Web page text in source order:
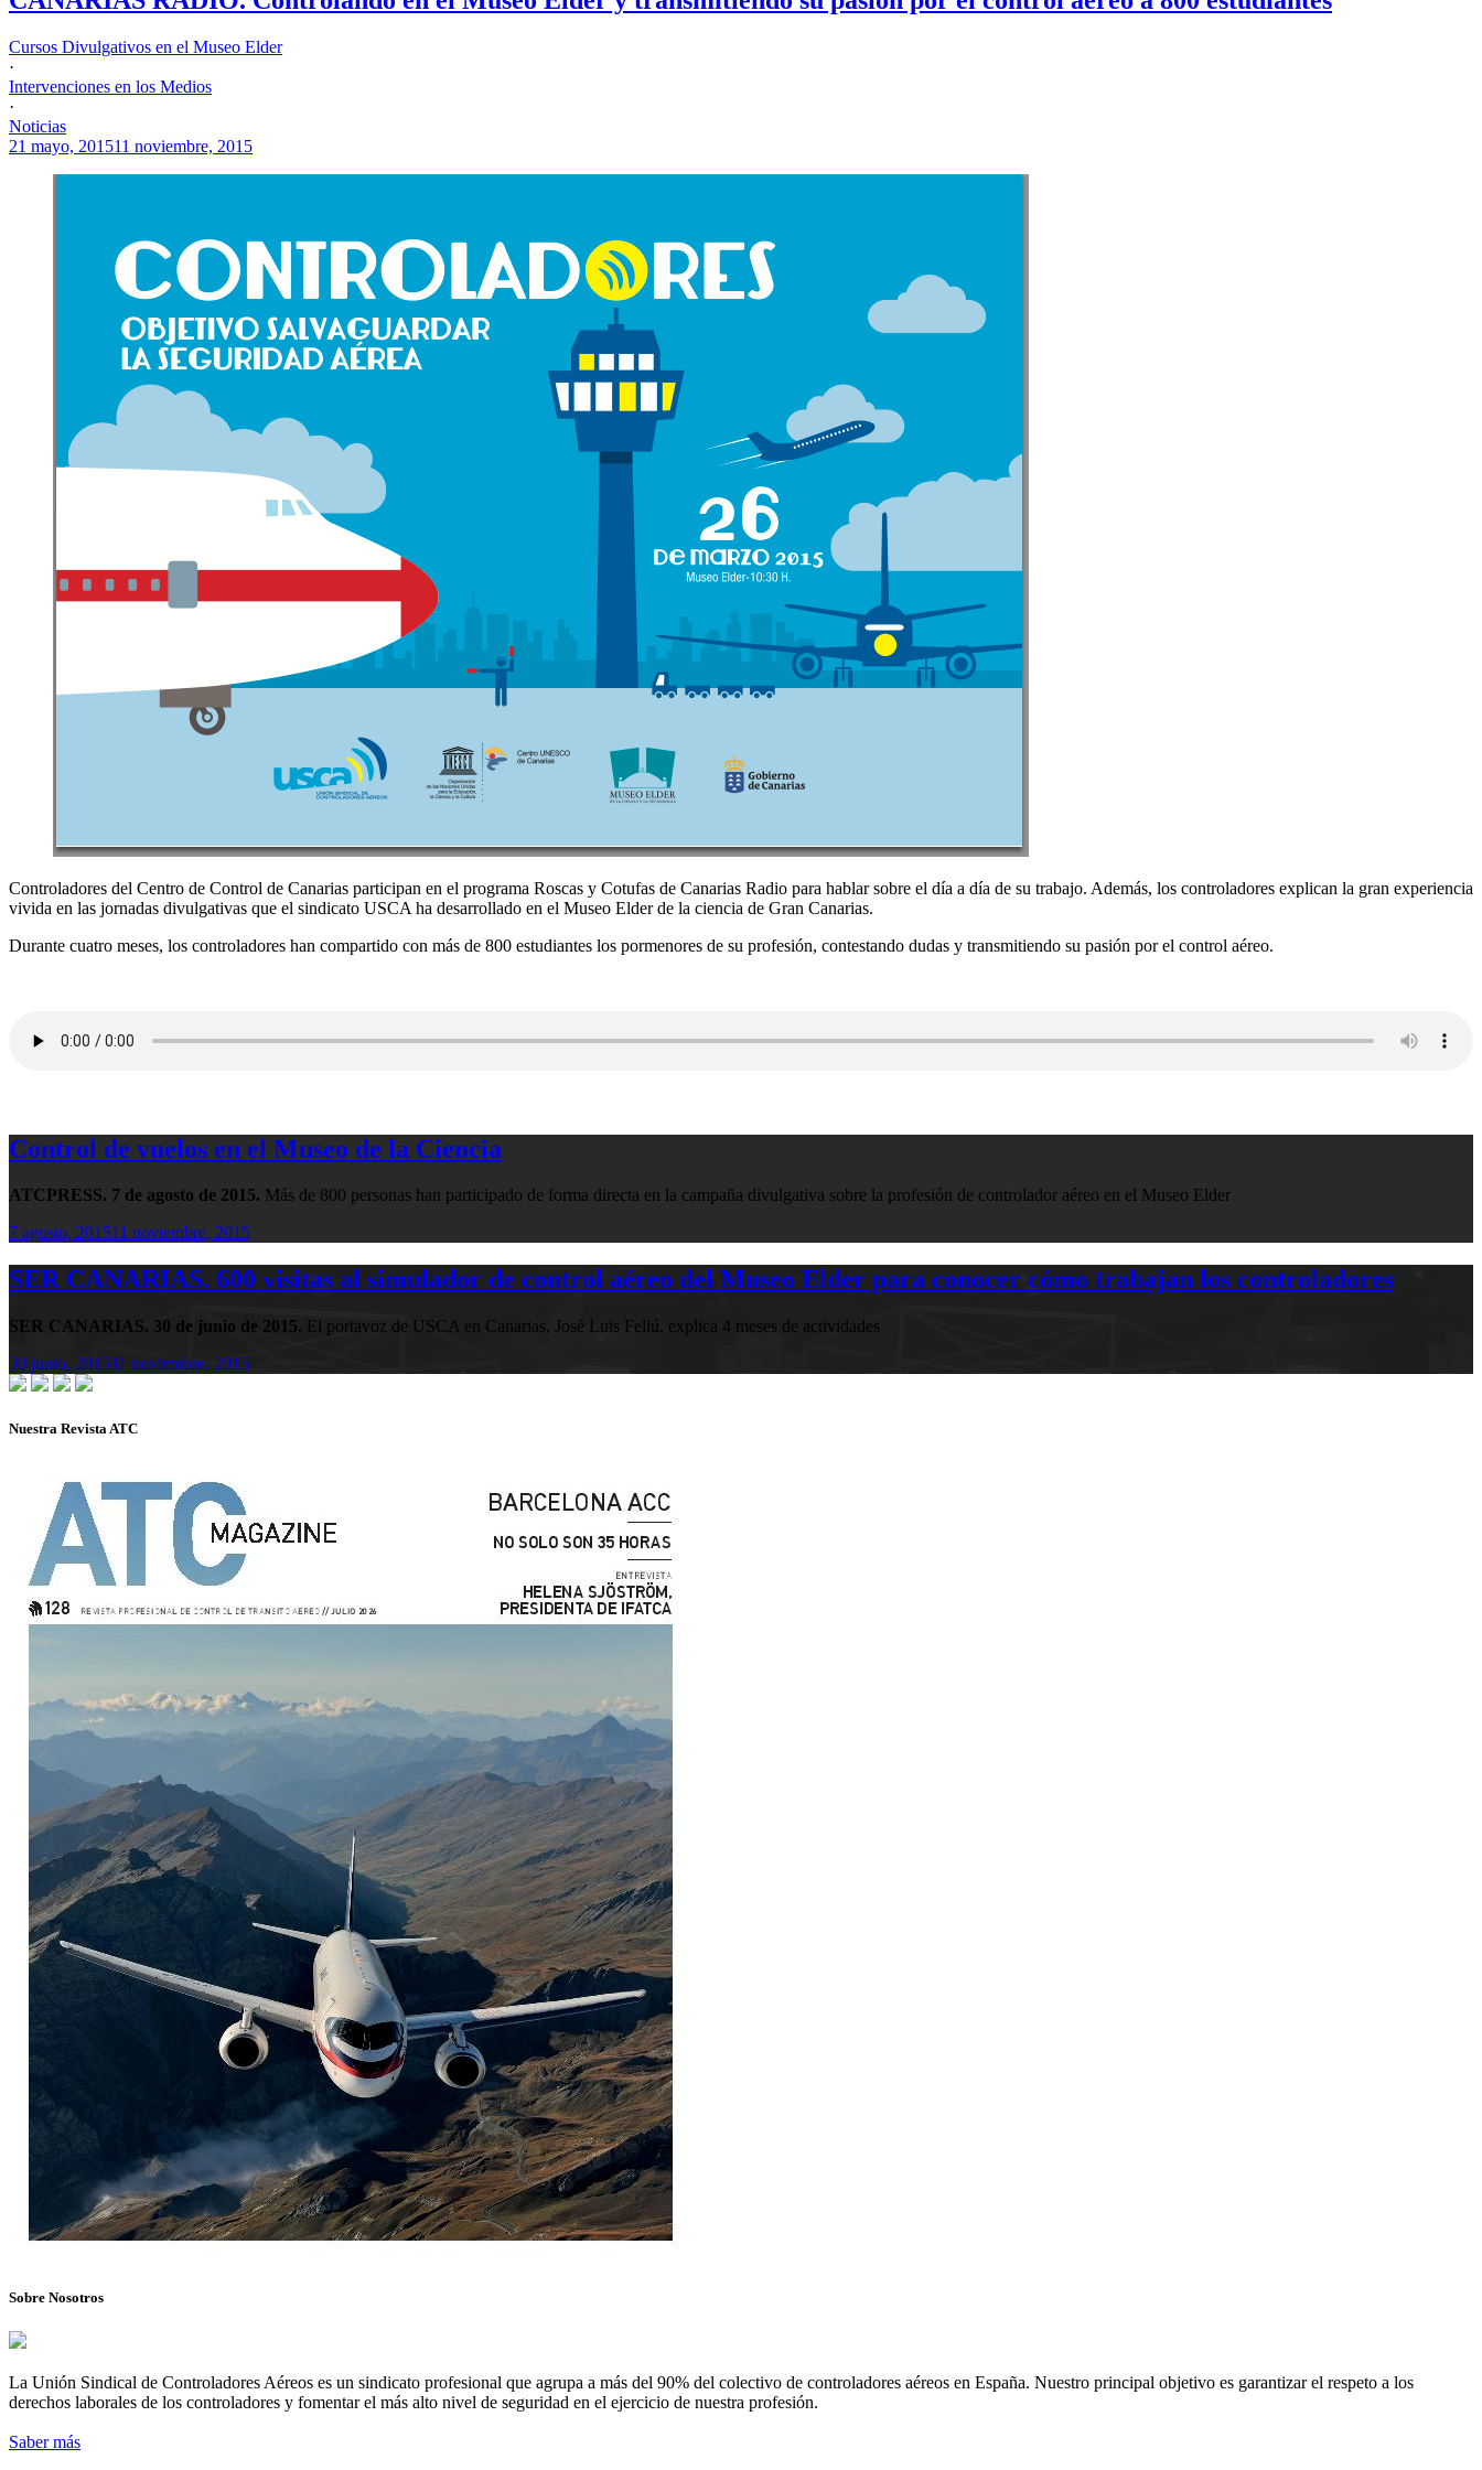
Cursos Divulgativos en el Museo Elder
·
Intervenciones en los Medios
·
Noticias
21 mayo, 201511 noviembre, 2015
Controladores del Centro de Control de Canarias participan en el programa Roscas y Cotufas de Canarias Radio para hablar sobre el día a día de su trabajo. Además, los controladores explican la gran experiencia
vivida en las jornadas divulgativas que el sindicato USCA ha desarrollado en el Museo Elder de la ciencia de Gran Canarias.
Durante cuatro meses, los controladores han compartido con más de 800 estudiantes los pormenores de su profesión, contestando dudas y transmitiendo su pasión por el control aéreo.
Control de vuelos en el Museo de la Ciencia
ATCPRESS. 7 de agosto de 2015. Más de 800 personas han participado de forma directa en la campaña divulgativa sobre la profesión de controlador aéreo en el Museo Elder
7 agosto, 201511 noviembre, 2015
SER CANARIAS. 600 visitas al simulador de control aéreo del Museo Elder para conocer cómo trabajan los controladores
SER CANARIAS. 30 de junio de 2015. El portavoz de USCA en Canarias, José Luis Feliú, explica 4 meses de actividades
30 junio, 201511 noviembre, 2015
Nuestra Revista ATC
Sobre Nosotros
La Unión Sindical de Controladores Aéreos es un sindicato profesional que agrupa a más del 90% del colectivo de controladores aéreos en España. Nuestro principal objetivo es garantizar el respeto a los
derechos laborales de los controladores y fomentar el más alto nivel de seguridad en el ejercicio de nuestra profesión.
Saber más